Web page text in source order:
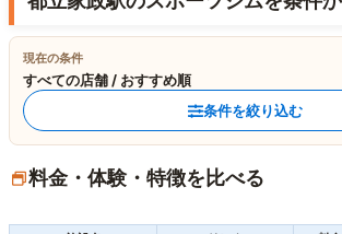
現在の条件
すべての店舗 / おすすめ順
条件を絞り込む
料金・体験・特徴を比べる